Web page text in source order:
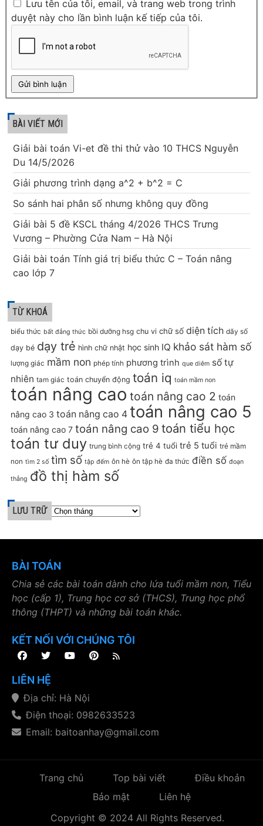
Lưu tên của tôi, email, và trang web trong trình
duyệt này cho lần bình luận kế tiếp của tôi.
BÀI VIẾT MỚI
Giải bài toán Vi-et đề thi thử vào 10 THCS Nguyễn
Du 14/5/2026
Giải phương trình dạng a^2 + b^2 = C
So sánh hai phân số nhưng không quy đồng
Giải bài 5 đề KSCL tháng 4/2026 THCS Trưng
Vương – Phường Cửa Nam – Hà Nội
Giải bài toán Tính giá trị biểu thức C – Toán nâng
cao lớp 7
TỪ KHOÁ
biểu thức bất đẳng thức bồi dưỡng hsg chu vi chữ số diện tích dãy số
dạy bé dạy trẻ hình chữ nhật học sinh IQ khảo sát hàm số
lượng giác mầm non phép tính phương trình que diêm số tự
nhiên tam giác toán chuyển động toán iq toán mầm non
toán nâng cao toán nâng cao 2 toán
nâng cao 3 toán nâng cao 4 toán nâng cao 5
toán nâng cao 7 toán nâng cao 9 toán tiểu học
toán tư duy trung bình cộng trẻ 4 tuổi trẻ 5 tuổi trẻ mầm
non tìm 2 số tìm số tập đếm ôn hè ôn tập hè đa thức điền số đoạn
thẳng đồ thị hàm số
LƯU TRỮ
BÀI TOÁN
Chia sẻ các bài toán dành cho lứa tuổi mầm non, Tiểu
học (cấp 1), Trung học cơ sở (THCS), Trung học phổ
thông (THPT) và những bài toán khác.
KẾT NỐI VỚI CHÚNG TÔI
LIÊN HỆ
Địa chỉ: Hà Nội
Điện thoại: 0982633523
Email: baitoanhay@gmail.com
Trang chủ Top bài viết
Điều khoản
Bảo mật
Liên hệ
Copyright © 2024 All Rights Reserved.